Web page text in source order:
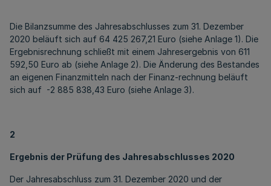
Die Bilanzsumme des Jahresabschlusses zum 31. Dezember
2020 beläuft sich auf 64 425 267,21 Euro (siehe Anlage 1). Die
Ergebnisrechnung schließt mit einem Jahresergebnis von 611
592,50 Euro ab (siehe Anlage 2). Die Änderung des Bestandes
an eigenen Finanzmitteln nach der Finanz-rechnung beläuft
sich auf -2 885 838,43 Euro (siehe Anlage 3).
2
Ergebnis der Prüfung des Jahresabschlusses 2020
Der Jahresabschluss zum 31. Dezember 2020 und der